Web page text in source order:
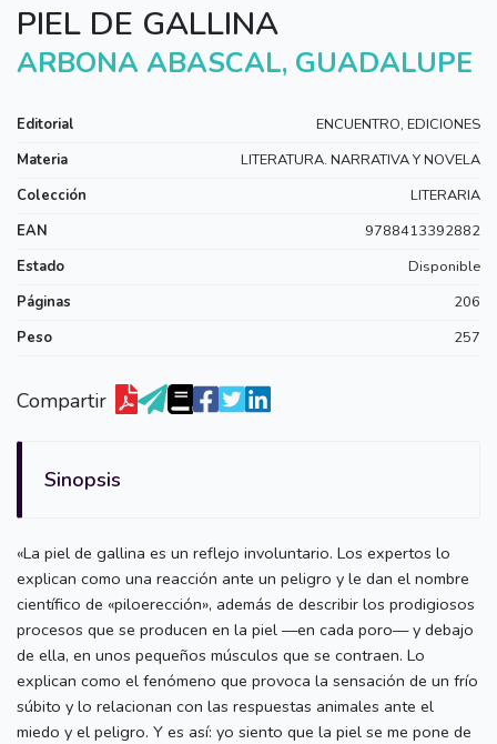
PIEL DE GALLINA
ARBONA ABASCAL, GUADALUPE
Editorial
ENCUENTRO, EDICIONES
Materia
LITERATURA. NARRATIVA Y NOVELA
Colección
LITERARIA
EAN
9788413392882
Estado
Disponible
Páginas
206
Peso
257
Compartir
Sinopsis
«La piel de gallina es un reflejo involuntario. Los expertos lo
explican como una reacción ante un peligro y le dan el nombre
científico de «piloerección», además de describir los prodigiosos
procesos que se producen en la piel —en cada poro— y debajo
de ella, en unos pequeños músculos que se contraen. Lo
explican como el fenómeno que provoca la sensación de un frío
súbito y lo relacionan con las respuestas animales ante el
miedo y el peligro. Y es así: yo siento que la piel se me pone de